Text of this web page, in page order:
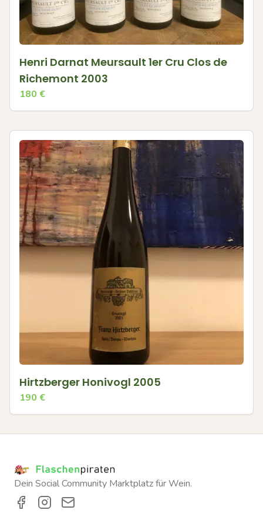
Henri Darnat Meursault 1er Cru Clos de
Richemont 2003
180 €
Hirtzberger Honivogl 2005
190 €
Dein Social Community Marktplatz für Wein.